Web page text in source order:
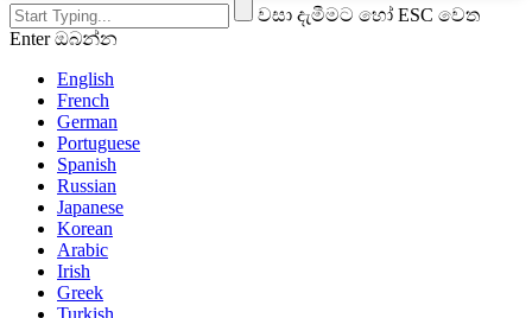
වසා දැමීමට හෝ ESC වෙත
Enter ඔබන්න
English
French
German
Portuguese
Spanish
Russian
Japanese
Korean
Arabic
Irish
Greek